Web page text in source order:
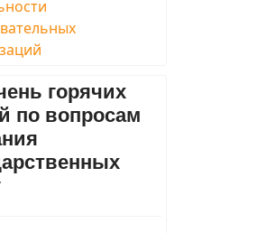
горячих
по вопросам